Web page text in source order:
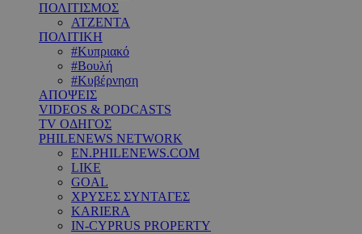
ΠΟΛΙΤΙΣΜΟΣ
ΑΤΖΕΝΤΑ
ΠΟΛΙΤΙΚΗ
#Κυπριακό
#Βουλή
#Κυβέρνηση
ΑΠΟΨΕΙΣ
VIDEOS & PODCASTS
TV ΟΔΗΓΟΣ
PHILENEWS NETWORK
EN.PHILENEWS.COM
LIKE
GOAL
ΧΡΥΣΕΣ ΣΥΝΤΑΓΕΣ
KARIERA
IN-CYPRUS PROPERTY